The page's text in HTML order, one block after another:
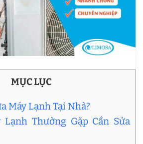
MỤC LỤC
Máy Lạnh Tại Nhà?
Lạnh Thường Gặp Cần Sửa